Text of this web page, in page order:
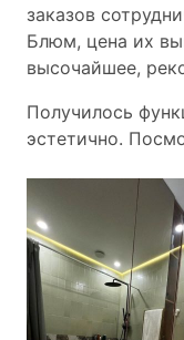
заказов
Блюм, цена их
высочайшее,
Получилось
эстетично.